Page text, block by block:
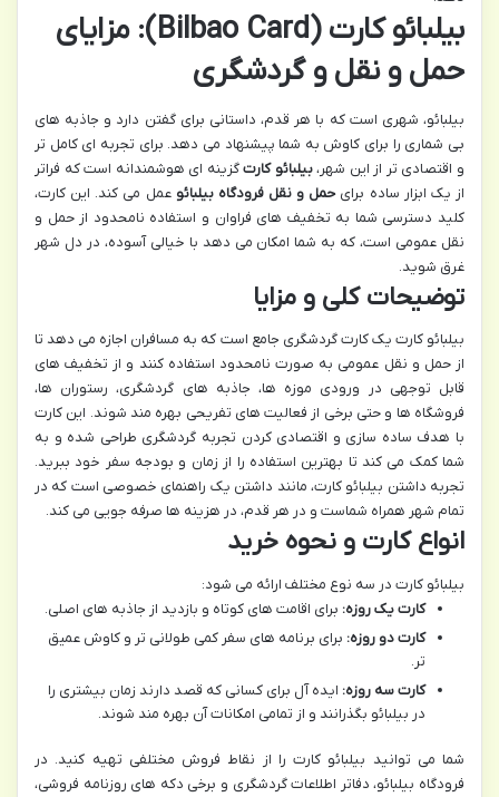
بیلبائو کارت (Bilbao Card): مزایای
حمل و نقل و گردشگری
بیلبائو، شهری است که با هر قدم، داستانی برای گفتن دارد و جاذبه های
بی شماری را برای کاوش به شما پیشنهاد می دهد. برای تجربه ای کامل تر
و اقتصادی تر از این شهر،بیلبائو کارتگزینه ای هوشمندانه است که فراتر
از یک ابزار ساده برایحمل و نقل فرودگاه بیلبائو عمل می کند. این کارت،
کلید دسترسی شما به تخفیف های فراوان و استفاده نامحدود از حمل و
نقل عمومی است، که به شما امکان می دهد با خیالی آسوده، در دل شهر
غرق شوید.
توضیحات کلی و مزایا
بیلبائو کارت یک کارت گردشگری جامع است که به مسافران اجازه می دهد تا
از حمل و نقل عمومی به صورت نامحدود استفاده کنند و از تخفیف های
قابل توجهی در ورودی موزه ها، جاذبه های گردشگری، رستوران ها،
فروشگاه ها و حتی برخی از فعالیت های تفریحی بهره مند شوند. این کارت
با هدف ساده سازی و اقتصادی کردن تجربه گردشگری طراحی شده و به
شما کمک می کند تا بهترین استفاده را از زمان و بودجه سفر خود ببرید.
تجربه داشتن بیلبائو کارت، مانند داشتن یک راهنمای خصوصی است که در
تمام شهر همراه شماست و در هر قدم، در هزینه ها صرفه جویی می کند.
انواع کارت و نحوه خرید
بیلبائو کارت در سه نوع مختلف ارائه می شود:
کارت یک روزه: برای اقامت های کوتاه و بازدید از جاذبه های اصلی.
کارت دو روزه: برای برنامه های سفر کمی طولانی تر و کاوش عمیق
تر.
کارت سه روزه: ایده آل برای کسانی که قصد دارند زمان بیشتری را
در بیلبائو بگذرانند و از تمامی امکانات آن بهره مند شوند.
شما می توانید بیلبائو کارت را از نقاط فروش مختلفی تهیه کنید. در
فرودگاه بیلبائو، دفاتر اطلاعات گردشگری و برخی دکه های روزنامه فروشی،